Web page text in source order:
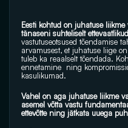
Eesti kohtud on juhatuse
tänaseni suhteliselt
vastutuseotsused tõendamise
arvamusest, et juhatuse liige
tuleb ka reaalselt tõendada.
ennetamine  ning
kasulikumad.
Vahel on aga juhatuse liikme
asemel võtta vastu
ettevõtte ning jätkata uuega